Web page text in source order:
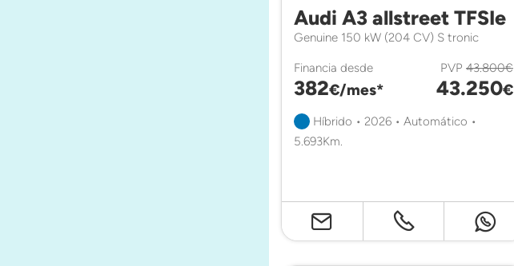
Audi A3 allstreet TFSIe
Genuine 150 kW (204 CV) S tronic
Financia desde
382€/mes*
PVP 43.800€
43.250€
Híbrido • 2026 • Automático •
5.693Km.